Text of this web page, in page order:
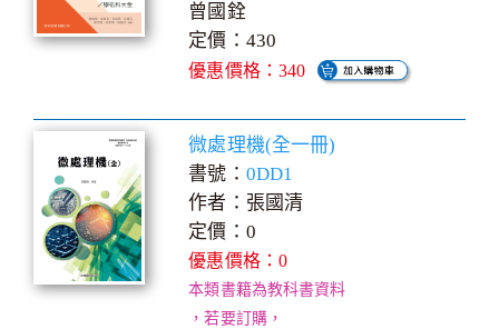
曾國銓
定價：430
優惠價格：340
微處理機(全一冊)
書號： 0DD1
作者：張國清
定價：0
優惠價格：0
本類書籍為教科書資料
，若要訂購，